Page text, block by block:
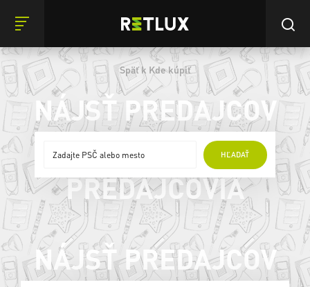
Späť k Kde kúpiť
NÁJSŤ PREDAJCOV
HĽADAŤ
ONLINE
PREDAJCOVIA
NÁJSŤ PREDAJCOV